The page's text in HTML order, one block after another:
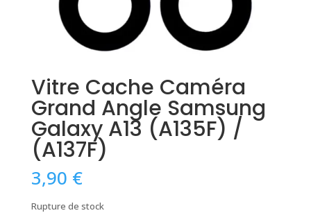
Vitre Cache Caméra
Grand Angle Samsung
Galaxy A13 (A135F) /
(A137F)
3,90 €
Rupture de stock